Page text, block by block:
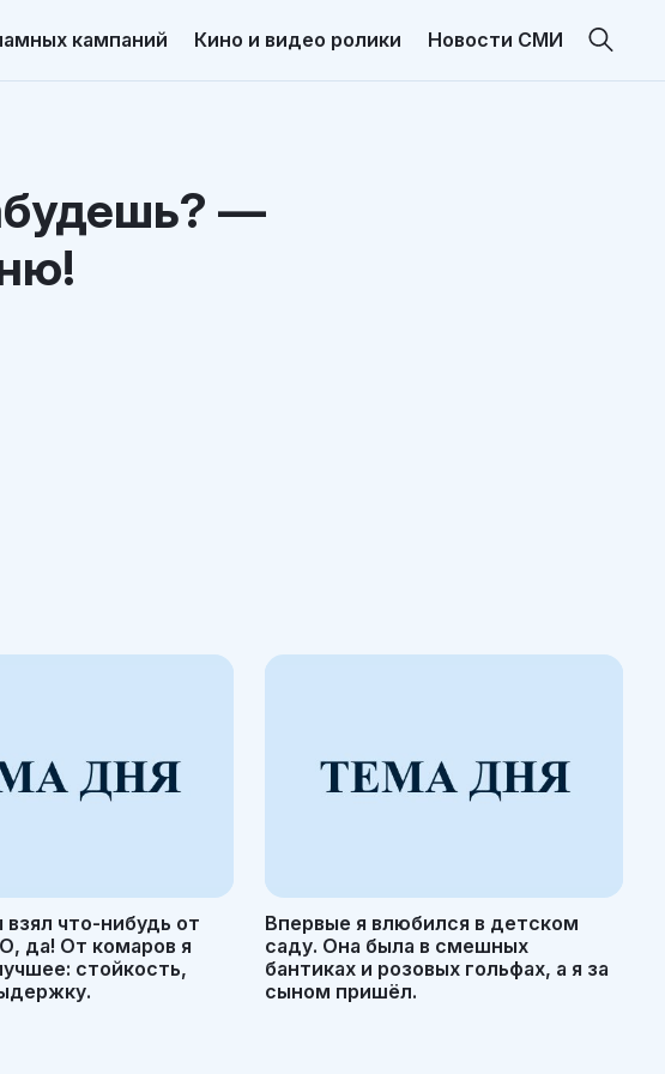
кампаний Кино и видео ролики Новости СМИ
—
что-нибудь от
да! От комаров я
стойкость,
Впервые я влюбился в детском
саду. Она была в смешных
бантиках и розовых гольфах, а я за
сыном пришёл.